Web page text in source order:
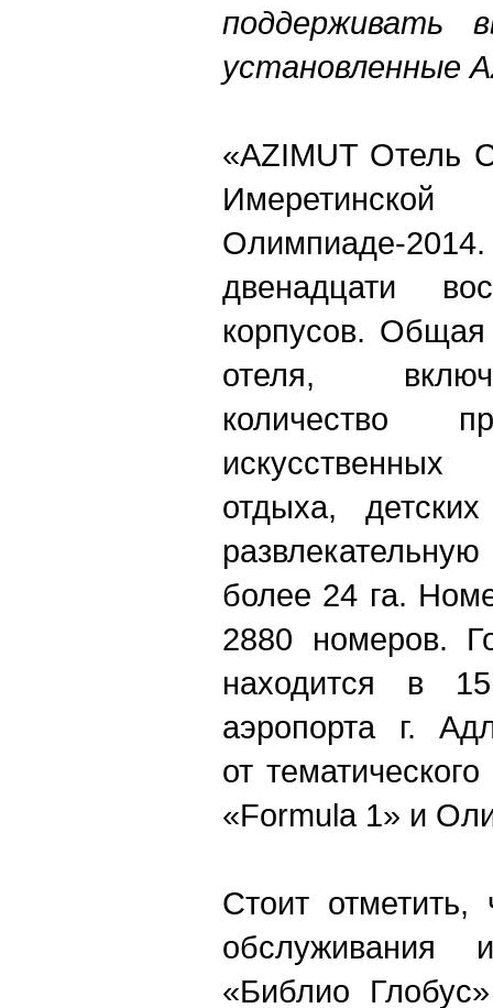
поддерживать
установленные
«AZIMUT Отель
Олимпиаде-
двенадцати
корпусов.
отеля,
количество
отдыха,
более 24 га.
2880 номеров.
находится в
аэропорта г.
от
«Formula 1» и
Стоит отметить,
обслуживания
«Библио